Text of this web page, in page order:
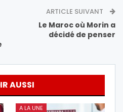
ARTICLE SUIVANT
Le Maroc où Morin a
décidé de penser
AUSSI
A LA UNE